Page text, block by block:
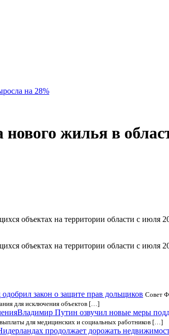
на 28%
нового жилья в
объектах на территории области с июля
объектах на территории области с июля
закон о защите прав дольщиков Совет
для исключения объектов […]
Владимир Путин озвучил новые меры
для медицинских и социальных работников […]
продолжает дорожать